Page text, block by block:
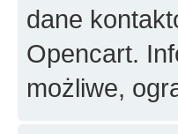
dane
Opencart.
możliwe,